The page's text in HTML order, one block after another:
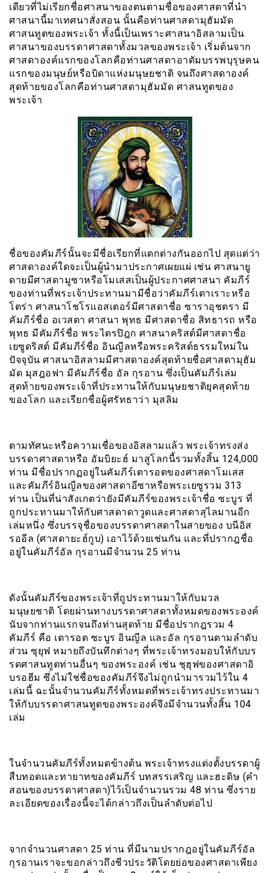
เดียวที่ไม่เรียกชื่อศาสนาของตนตามชื่อของศาสดาที่นำ
ศาสนานี้มาเทศนาสั่งสอน นั้นคือท่านศาสดามุฮัมมัด
ศาสนทูตของพระเจ้า ทั้งนี้เป็นเพราะศาสนาอิสลามเป็น
ศาสนาของบรรดาศาสดาทั้งมวลของพระเจ้า เริ่มต้นจาก
ศาสดาองค์แรกของโลกคือท่านศาสดาอาดัมบรรพบุรุษคน
แรกของมนุษย์หรือบิดาแห่งมนุษยชาติ จนถึงศาสดาองค์
สุดท้ายของโลกคือท่านศาสดามุฮัมมัด ศาสนทูตของ
พระเจ้า
ชื่อของคัมภีร์นั้นจะมีชื่อเรียกที่แตกต่างกันออกไป สุดแต่ว่า
ศาสดาองค์ใดจะเป็นผู้นำมาประกาศเผยแผ่ เช่น ศาสนายู
ดายมีศาสดามูซาหรือโมเสสเป็นผู้ประกาศศาสนา คัมภีร์
ของท่านที่พระเจ้าประทานมามีชื่อว่าคัมภีร์เตาเราะหรือ
โตร่า ศาสนาโชโรแอสเตอร์มีศาสดาชื่อ ซาราอุชตรา มี
คัมภีร์ชื่อ อเวสตา ศาสนา พุทธ มีศาสดาชื่อ สิทธารถ หรือ
พุทธ มีคัมภีร์ชื่อ พระไตรปิฎก ศาสนาคริสต์มีศาสดาชื่อ
เยซูดริสต์ มีคัมภีร์ชื่อ อินญีลหรือพระคริสต์ธรรมใหม่ใน
ปัจจุบัน ศาสนาอิสลามมีศาสดาองค์สุดท้ายชื่อศาสดามุฮัม
มัด มุสฎอฟา มีคัมภีร์ชื่อ อัล กุรอาน ซึ่งเป็นคัมภีร์เล่ม
สุดท้ายของพระเจ้าที่ประทานให้กับมนุษยชาติยุคสุดท้าย
ของโลก และเรียกชื่อผู้ศรัทธาว่า มุสลิม
ตามทัศนะหรือความเชื่อของอิสลามแล้ว พระเจ้าทรงส่ง
บรรดาศาสดาหรือ อัมบิยะฮ์ มาสูโลกนี้รวมทั้งสิ้น 124,000
ท่าน มีชื่อปรากฏอยู่ในคัมภีร์เตารอตของศาสดาโมเสส
และคัมภีร์อินญีลของศาสดาอีซาหรือพระเยซูรวม 313
ท่าน เป็นที่น่าสังเกตว่ายังมีคัมภีร์ของพระเจ้าชื่อ ซะบูร ที่
ถูกประทานมาให้กับศาสดาดาวูดและศาสดาสุไลมานอีก
เล่มหนึ่ง ซึ่งบรรจุชื่อของบรรดาศาสดาในสายของ บนีอิส
รออีล (ศาสดายะฮ์กูบ) เอาไว้ด้วยเช่นกัน และที่ปรากฎชื่อ
อยู่ในคัมภีร์อัล กุรอานมีจำนวน 25 ท่าน
ดังนั้นคัมภีร์ของพระเจ้าที่ถูประทานมาให้กับมวล
มนุษยชาติ โดยผ่านทางบรรดาศาสดาทั้งหมดของพระองค์
นับจากท่านแรกจนถึงท่านสุดท้าย มีชื่อปรากฎรวม 4
คัมภีร์ คือ เตารอต ซะบูร อินญีล และอัล กุรอานตามลำดับ
ส่วน ซุยุฟ หมายถึงบันทึกต่างๆ ที่พระเจ้าทรงมอบให้กับบร
รดศาสนทูตท่านอื่นๆ ของพระองค์ เช่น ชุฮุฟของศาสดาอิ
บรอฮีม ซึ่งไม่ใช่ชื่อของคัมภีร์จึงไม่ถูกนำมารวมไว้ใน 4
เล่มนี้ ฉะนั้นจำนวนคัมภีร์ทั้งหมดที่พระเจ้าทรงประทานมา
ให้กับบรรดาศาสนทูตของพระองค์จึงมีจำนวนทั้งสิ้น 104
เล่ม
ในจำนวนคัมภีร์ทั้งหมดข้างต้น พระเจ้าทรงแต่งตั้งบรรดาผู้
สืบทอดและทายาทของคัมภีร์ บทสรรเสริญ และฮะดิษ (คำ
สอนของบรรดาศาสดา)ไว้เป็นจำนวนรวม 48 ท่าน ซึ่งราย
ละเอียดของเรื่องนี้จะได้กล่าวถึงเป็นลำดับต่อไป
จากจำนวนศาสดา 25 ท่าน ที่มีนามปรากฎอยู่ในคัมภีร์อัล
กุรอานเราจะขอกล่าวถึงชีวประวัติโดยย่อของศาสดาเพียง